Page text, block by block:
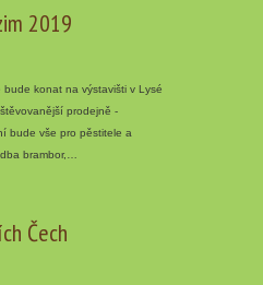
2019
konat na výstavišti v Lysé
prodejně -
bude vše pro pěstitele a
brambor,…
Čech